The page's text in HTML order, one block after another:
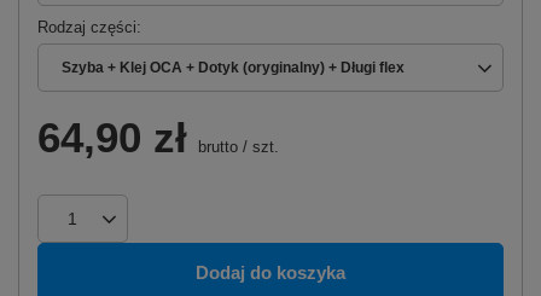
Rodzaj części
Szyba + Klej OCA + Dotyk (oryginalny) + Długi flex
64,90 zł brutto / szt.
Dodaj do koszyka